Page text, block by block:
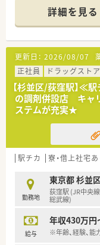
頑張り次第で高給
■経験や勤務コ
半スタートと業界
■職種や職域に
修を用意されて
■薬剤師が中心
種多様に用意さ
■店舗拡大に伴
トのポジション
■在宅や教育等
とも可能です。
■その他にも、
域は多種多様で
■在宅実施店舗
わる事ができます
時短勤務ができ
■年間休日が
■日用品から常
詳細を見る
更新日： 2026/08/07
正社員
ドラッグスト
【杉並区/荻窪駅】≪
の調剤併設店 キャ
ステムが充実★
駅チカ 寮・借上社宅あ
勤務地
東京都 杉並
荻窪駅 (JR中央
総武線)
給与
年収430万円
※年齢、経験、能